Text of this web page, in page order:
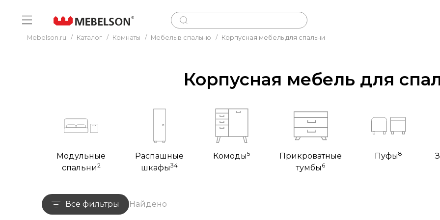
Mebelson.ru / Каталог / Комнаты / Мебель в спальню / Корпусная мебель для спальни
Корпусная мебель для
Модульные
спальни2
Распашные
шкафы34
Комоды5
Прикроватные
тумбы 6
Пуфы8
Все фильтры Найдено